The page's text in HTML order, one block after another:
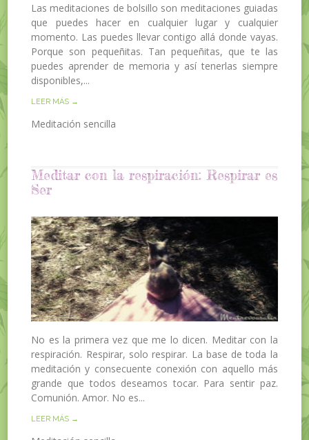
Las meditaciones de bolsillo son meditaciones guiadas
que puedes hacer en cualquier lugar y cualquier
momento. Las puedes llevar contigo allá donde vayas.
Porque son pequeñitas. Tan pequeñitas, que te las
puedes aprender de memoria y así tenerlas siempre
disponibles,...
LEER MÁS →
Meditación sencilla
Meditar con la respiración: Respirar es
Ser
No es la primera vez que me lo dicen. Meditar con la
respiración. Respirar, solo respirar. La base de toda la
meditación y consecuente conexión con aquello más
grande que todos deseamos tocar. Para sentir paz.
Comunión. Amor. No es...
LEER MÁS →